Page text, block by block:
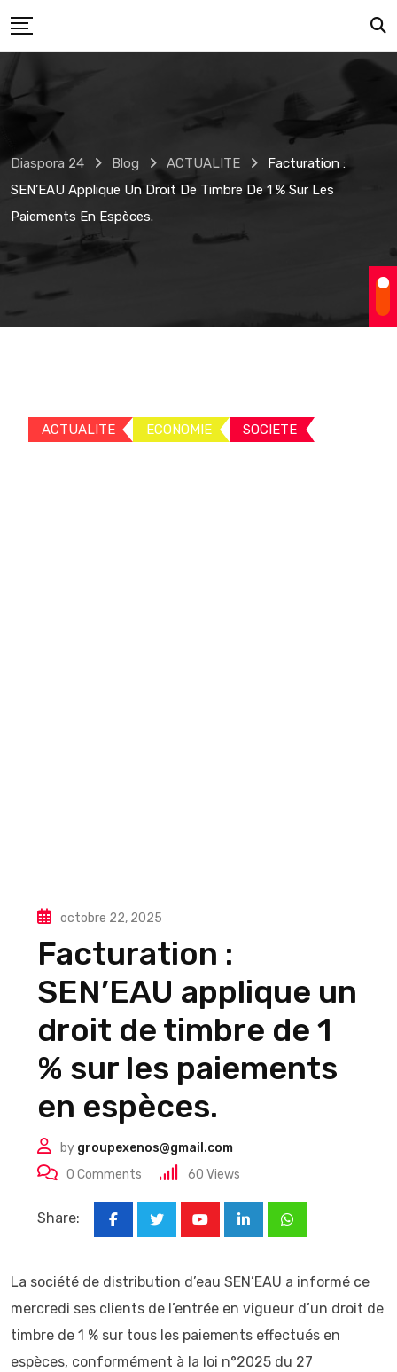
to
Diaspora 24 Blog ACTUALITE
Facturation :
SEN’EAU Applique Un Droit De Timbre De 1 % Sur Les
Paiements En Espèces.
ACTUALITE ECONOMIE SOCIETE
octobre 22, 2025
Facturation :
SEN’EAU applique un
droit de timbre de 1
% sur les paiements
en espèces.
by groupexenos@gmail.com
0 Comments 60 Views
Share:
LinkedInWhatsapp
La société de distribution d’eau SEN’EAU a informé ce
mercredi ses clients de l’entrée en vigueur d’un droit de
timbre de 1 % sur tous les paiements effectués en
espèces, conformément à la loi n°2025 du 27